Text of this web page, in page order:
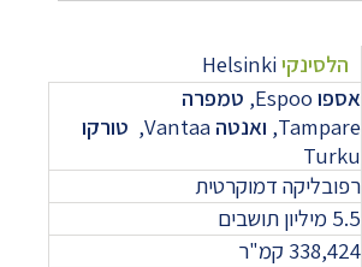
הלסינקיHelsinki
אספו Espoo, טמפרה
Tampare, ואנטה Vantaa, טורקו
Turku
רפובליקה דמוקרטית
5.5 מיליון תושבים
338,424 קמ"ר